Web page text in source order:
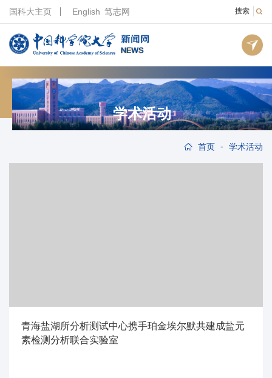
搜索
国科大主页 English 笃志网
学术活动
首页 - 学术活动
青海盐湖所分析测试中心携手珀金埃尔默共建成盐元
素检测分析联合实验室